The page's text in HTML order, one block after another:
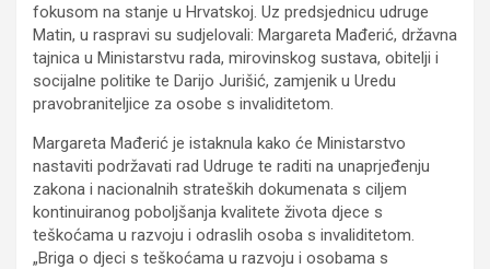
fokusom na stanje u Hrvatskoj. Uz predsjednicu udruge
Matin, u raspravi su sudjelovali: Margareta Mađerić, državna
tajnica u Ministarstvu rada, mirovinskog sustava, obitelji i
socijalne politike te Darijo Jurišić, zamjenik u Uredu
pravobraniteljice za osobe s invaliditetom.
Margareta Mađerić je istaknula kako će Ministarstvo
nastaviti podržavati rad Udruge te raditi na unaprjeđenju
zakona i nacionalnih strateških dokumenata s ciljem
kontinuiranog poboljšanja kvalitete života djece s
teškoćama u razvoju i odraslih osoba s invaliditetom.
„Briga o djeci s teškoćama u razvoju i osobama s